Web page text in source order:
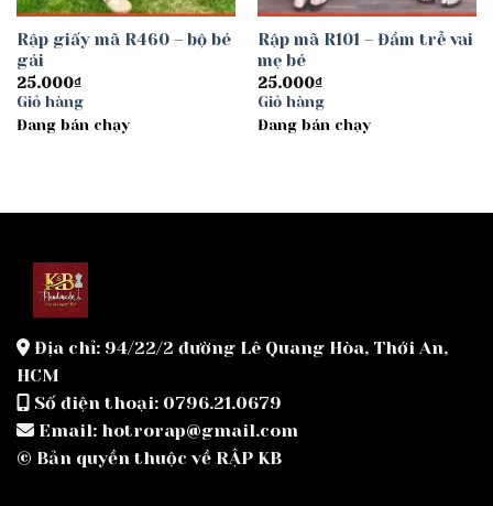
Rập giấy mã R460 – bộ bé
gái
25.000₫
Giỏ hàng
Đang bán chạy
Rập mã R101 – Đầm trễ vai
mẹ bé
25.000₫
Giỏ hàng
Đang bán chạy
Địa chỉ: 94/22/2 đường Lê Quang Hòa, Thới An,
HCM
Số điện thoại: 0796.21.0679
Email: hotrorap@gmail.com
© Bản quyền thuộc về RẬP KB